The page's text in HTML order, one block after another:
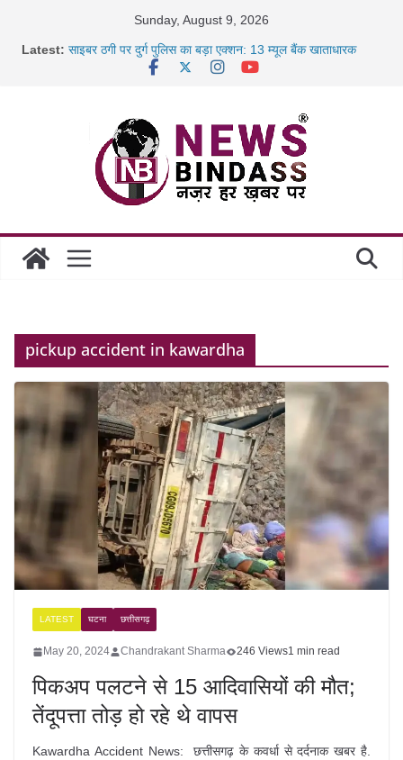
Sunday, August 9, 2026
Latest: साइबर ठगी पर दुर्ग पुलिस का बड़ा एक्शन: 13 म्यूल बैंक खाताधारक
रायपुर में कल्याण ज्वेलर्स में डकैती की साजिश नाकाम, दिल्ली-बिहार
छत्तीसगढ़ में 1460 गोधाम होंगे स्थापित, हर विकासखंड के 10 उत्कृष्ट
गोठानों
pickup accident in kawardha
LATEST घटना छत्तीसगढ़
May 20, 2024 Chandrakant Sharma 246 Views1 min read
पिकअप पलटने से 15 आदिवासियों की मौत;
तेंदूपत्ता तोड़ हो रहे थे वापस
Kawardha Accident News: छत्तीसगढ़ के कवर्धा से दर्दनाक खबर है.